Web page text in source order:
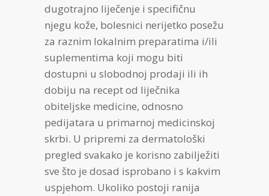
dugotrajno liječenje i specifičnu
njegu kože, bolesnici nerijetko posežu
za raznim lokalnim preparatima i/ili
suplementima koji mogu biti
dostupni u slobodnoj prodaji ili ih
dobiju na recept od liječnika
obiteljske medicine, odnosno
pedijatara u primarnoj medicinskoj
skrbi. U pripremi za dermatološki
pregled svakako je korisno zabilježiti
sve što je dosad isprobano i s kakvim
uspjehom. Ukoliko postoji ranija